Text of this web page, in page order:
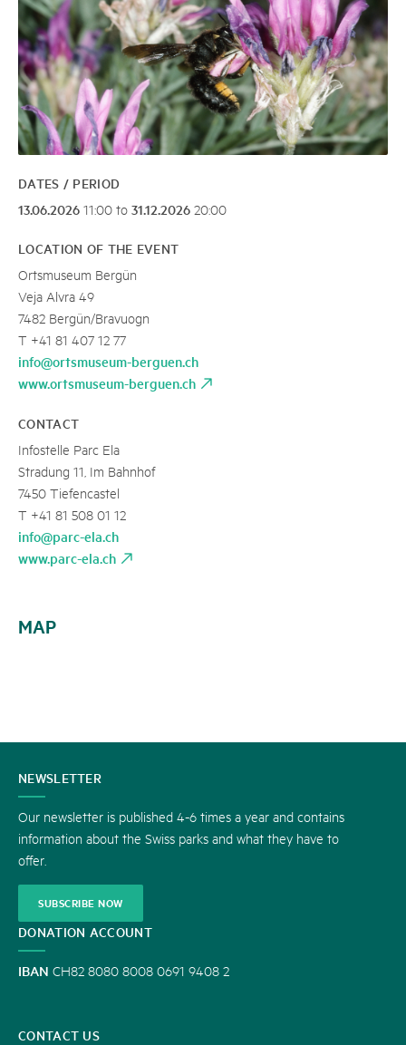
DATES / PERIOD
13.06.2026 11:00 to 31.12.2026 20:00
LOCATION OF THE EVENT
Ortsmuseum Bergün
Veja Alvra 49
7482 Bergün/Bravuogn
T +41 81 407 12 77
info@ortsmuseum-berguen.ch
www.ortsmuseum-berguen.ch
CONTACT
Infostelle Parc Ela
Stradung 11, Im Bahnhof
7450 Tiefencastel
T +41 81 508 01 12
info@parc-ela.ch
www.parc-ela.ch
MAP
CONTACT
US
NEWSLETTER
Our newsletter is published 4-6 times a year and contains
information about the Swiss parks and what they have to
offer.
SUBSCRIBE NOW
DONATION ACCOUNT
IBAN CH82 8080 8008 0691 9408 2
CONTACT US